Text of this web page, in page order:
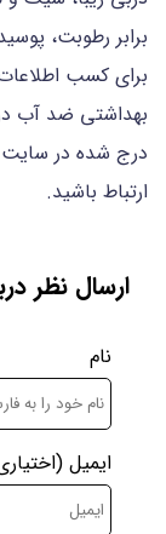
برابر رطوبت،
برای کسب
بهداشتی ضد آب
درج شده در سایت
ارتباط باشید.
ارسال نظر
نام
ایمیل